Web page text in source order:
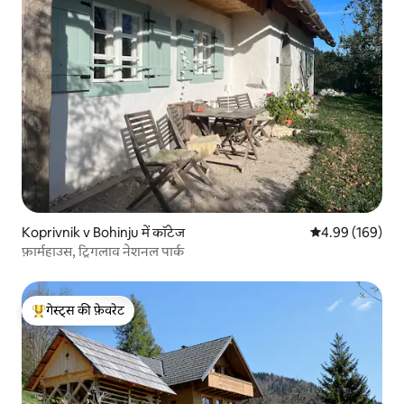
Koprivnik v Bohinju में कॉटेज औसत रेटिंग 5 में से
4.99 (169)
फ़ार्महाउस, ट्रिगलाव नेशनल पार्क
गेस्ट्स का टॉप फ़ेवरेट
गेस्ट्स की फ़ेवरेट